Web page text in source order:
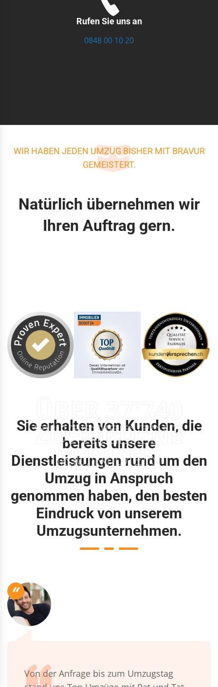
Rufen Sie uns an
0848 00 10 20
WIR HABEN JEDEN UMZUG BISHER MIT BRAVUR
GEMEISTERT.
Natürlich übernehmen wir
Ihren Auftrag gern.
ZUFRIEDENE
KUNDEN
Sie erhalten von Kunden, die
bereits unsere
Dienstleistungen rund um den
Umzug in Anspruch
genommen haben, den besten
Eindruck von unserem
Umzugsunternehmen.
“
Von der Anfrage bis zum Umzugstag